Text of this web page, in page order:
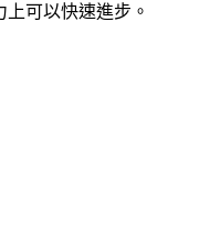
可以快速進步。